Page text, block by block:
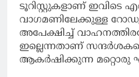
ടൂറിസ്റ്റുകളാണ് ഇവിടെ
വാഗമണിലേക്കുള്ള
അപേക്ഷിച്ച്
ഇല്ലെന്നതാണ്
ആകര്‍ഷിക്കുന്ന മറ്റൊരു